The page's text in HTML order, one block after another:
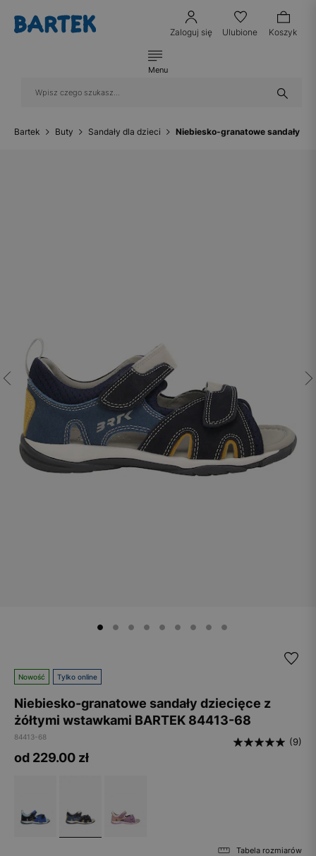
Zaloguj się Ulubione Koszyk
Menu
Bartek Buty Sandały dla dzieci Niebiesko-granatowe sandały
Nowość Tylko online
Niebiesko-granatowe sandały dziecięce z
żółtymi wstawkami BARTEK 84413-68
84413-68 (9)
od 229.00 zł
Tabela rozmiarów